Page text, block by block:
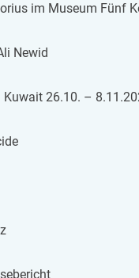
im Mu­se­um Fünf
Newid
Ku­wait 26.10. –